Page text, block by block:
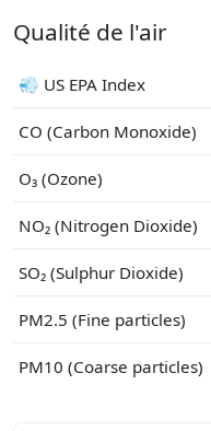
Qualité de l'air
💨 US EPA Index
CO (Carbon Monoxide)
O₃ (Ozone)
NO₂ (Nitrogen Dioxide)
SO₂ (Sulphur Dioxide)
PM2.5 (Fine particles)
PM10 (Coarse particles)